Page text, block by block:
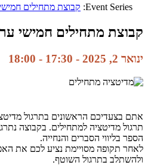
Event Series: קבוצת מתחילים
קבוצת מתחילים חמישי
ינואר 2, 2025 - 17:30 -
18:00
אתם בצעדיכם הראשונים בתרגול
תרגול מדיטציה למתחילים. בקבוצה
הספר בליווי הסברים והנחייה.
לאחר תקופה מסויימת נציע לכם את
ולהשתלב בתרגול השוטף.